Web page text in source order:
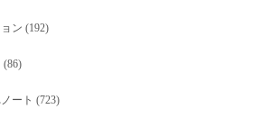
ン (192)
(86)
ート (723)